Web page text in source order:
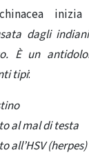
inizia
dagli
È un
tipi:
al mal di testa
all’HSV (herpes)